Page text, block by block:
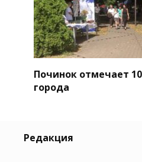
Починок отмечает
города
Редакция